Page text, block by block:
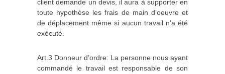
client demande un devis, il aura à supporter en
toute hypothèse les frais de main d’oeuvre et
de déplacement même si aucun travail n’a été
exécuté.
Art.3 Donneur d’ordre: La personne nous ayant
commandé le travail est responsable de son